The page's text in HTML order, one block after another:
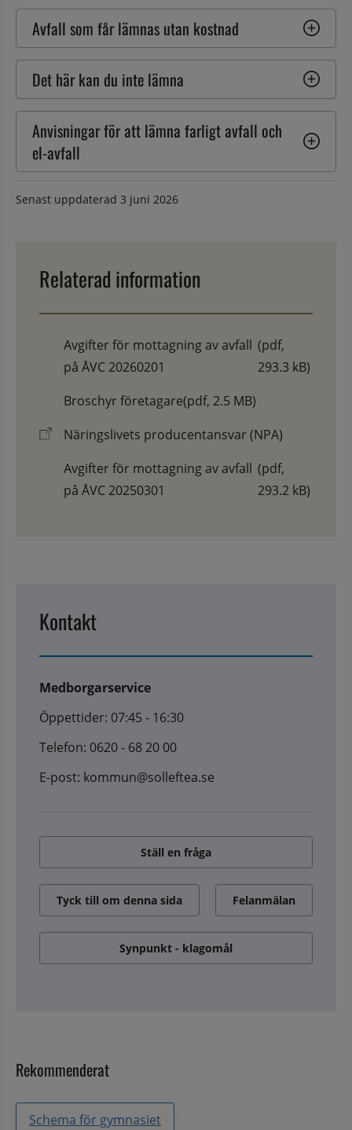
Avfall som får lämnas utan kostnad
Det här kan du inte lämna
Anvisningar för att lämna farligt avfall och
el-avfall
Senast uppdaterad 3 juni 2026
Relaterad information
Avgifter för mottagning av avfall
på ÅVC 20260201
(pdf,
293.3 kB)
Broschyr företagare(pdf, 2.5 MB)
Näringslivets producentansvar (NPA)
Avgifter för mottagning av avfall
på ÅVC 20250301
(pdf,
293.2 kB)
Kontakt
Medborgarservice
Öppettider: 07:45 - 16:30
Telefon: 0620 - 68 20 00
E-post: kommun@solleftea.se
Ställ en fråga
Tyck till om denna sida Felanmälan
Synpunkt - klagomål
Rekommenderat
Schema för gymnasiet